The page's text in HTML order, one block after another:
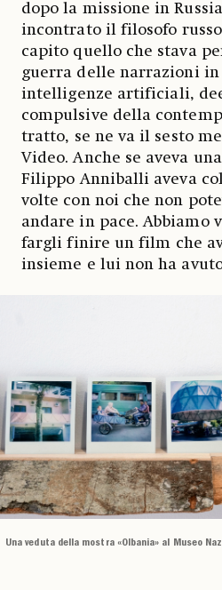
dopo la missione in
incontrato il filosofo
capito quello che stava
guerra delle narrazioni
intelligenze artificiali,
compulsive della
tratto, se ne va il sesto
Video. Anche se aveva
Filippo Anniballi aveva
volte con noi che non
andare in pace. Abbiamo
fargli finire un film che
insieme e lui non ha
Una veduta della mostra «Olbania» al Museo